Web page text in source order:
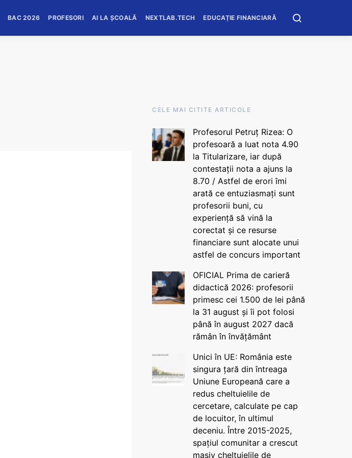
BAC 2026 PROFESORI AI LA ȘCOALĂ NEXTLAB.TECH EDUCAȚIE FINANCIARĂ
CELE MAI CITITE ARTICOLE
Profesorul Petruț Rizea: O
profesoară a luat nota 4.90
la Titularizare, iar după
contestații nota a ajuns la
8.70 / Astfel de erori îmi
arată ce entuziasmați sunt
profesorii buni, cu
experiență să vină la
corectat și ce resurse
financiare sunt alocate unui
astfel de concurs important
OFICIAL Prima de carieră
didactică 2026: profesorii
primesc cei 1.500 de lei până
la 31 august și îi pot folosi
până în august 2027 dacă
rămân în învățământ
Unici în UE: România este
singura țară din întreaga
Uniune Europeană care a
redus cheltuielile de
cercetare, calculate pe cap
de locuitor, în ultimul
deceniu. Între 2015-2025,
spațiul comunitar a crescut
masiv cheltuielile de